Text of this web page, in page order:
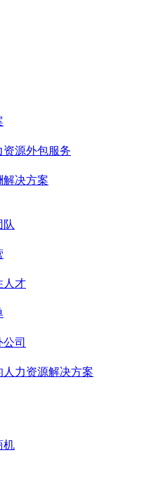
源外包服务
解决方案
队
人才
司
力资源解决方案
机